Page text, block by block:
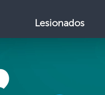
Lesionados